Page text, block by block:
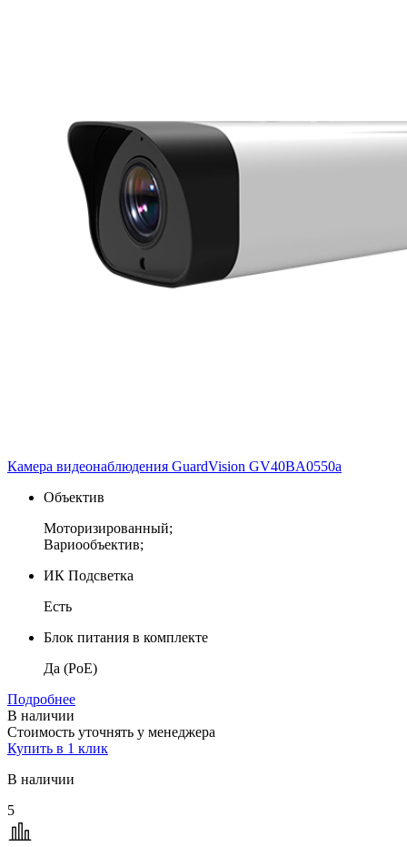
Камера видеонаблюдения GuardVision GV40BA0550a
Объектив
Моторизированный;
Вариообъектив;
ИК Подсветка
Есть
Блок питания в комплекте
Да (PoE)
Подробнее
В наличии
Стоимость уточнять у менеджера
Купить в 1 клик
В наличии
5